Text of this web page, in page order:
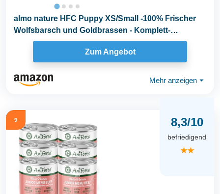
almo nature HFC Puppy XS/Small -100% Frischer
Wolfsbarsch und Goldbrassen - Komplett-
Trockenfutter...
Zum Angebot
Mehr anzeigen ⏷
9 8,3/10
befriedigend
★★